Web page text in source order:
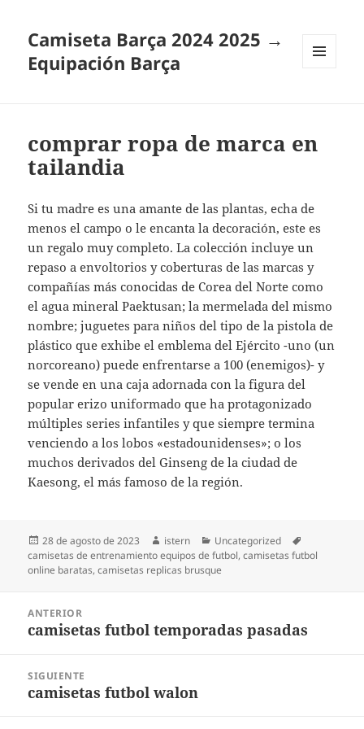
Camiseta Barça 2024 2025 →
Equipación Barça
comprar ropa de marca en
tailandia
Si tu madre es una amante de las plantas, echa de
menos el campo o le encanta la decoración, este es
un regalo muy completo. La colección incluye un
repaso a envoltorios y coberturas de las marcas y
compañías más conocidas de Corea del Norte como
el agua mineral Paektusan; la mermelada del mismo
nombre; juguetes para niños del tipo de la pistola de
plástico que exhibe el emblema del Ejército -uno (un
norcoreano) puede enfrentarse a 100 (enemigos)- y
se vende en una caja adornada con la figura del
popular erizo uniformado que ha protagonizado
múltiples series infantiles y que siempre termina
venciendo a los lobos «estadounidenses»; o los
muchos derivados del Ginseng de la ciudad de
Kaesong, el más famoso de la región.
Publicado
el
28 de agosto de 2023 Autor
istern Categorías
Uncategorized
camisetas de entrenamiento equipos de futbol,camisetas futbol
online baratas,camisetas replicas brusque
entradas
ANTERIOR
Entrada
camisetas futbol temporadas pasadas
SIGUIENTE
Entrada
camisetas futbol walon